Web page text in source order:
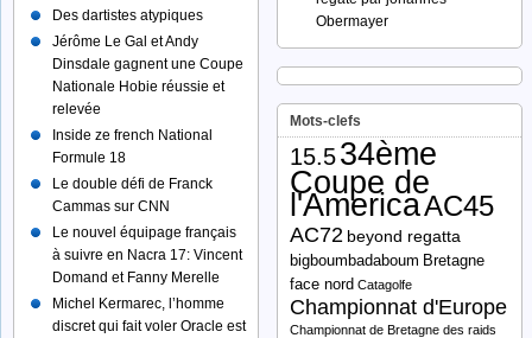
Des dartistes atypiques
Jérôme Le Gal et Andy
Dinsdale gagnent une Coupe
Nationale Hobie réussie et
relevée
Inside ze french National
Formule 18
Le double défi de Franck
Cammas sur CNN
Le nouvel équipage français
à suivre en Nacra 17: Vincent
Domand et Fanny Merelle
Michel Kermarec, l’homme
discret qui fait voler Oracle est
Obermayer
Mots-clefs
15.534ème
Coupe de
l'AmericaAC45
AC72 beyond regatta
bigboumbadaboum Bretagne
face nord Catagolfe
Championnat d'Europe
Championnat de Bretagne des raids